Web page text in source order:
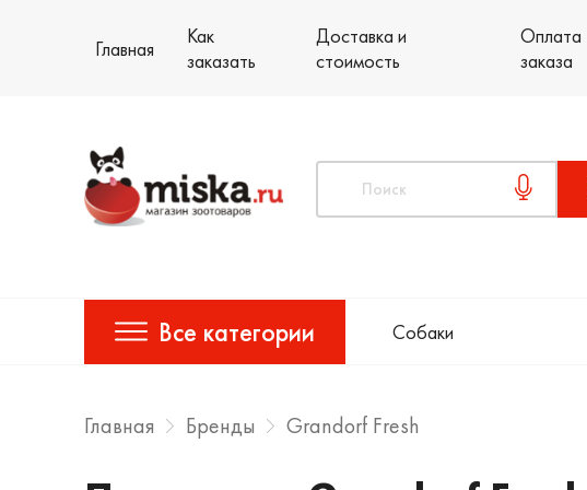
Главная
Как
заказать
Доставка и
стоимость
Оплата
заказа
Все категории Собаки
Главная Бренды Grandorf Fresh